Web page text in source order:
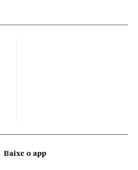
Baixe o app